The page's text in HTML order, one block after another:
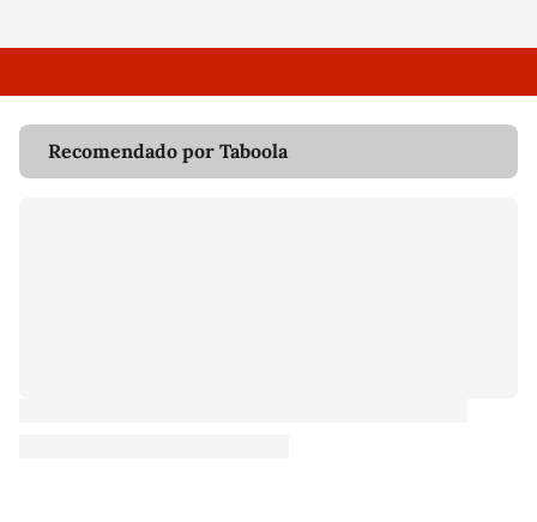
Recomendado por Taboola